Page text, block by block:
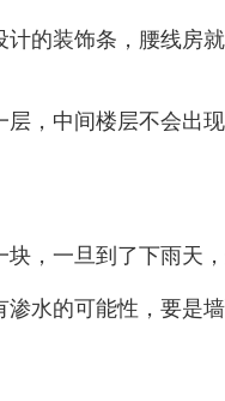
计的装饰条，腰线房
，中间楼层不会出
，一旦到了下雨天
水的可能性，要是